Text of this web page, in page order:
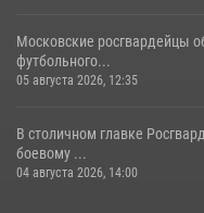
Московские росгвардейцы
футбольного...
05 августа 2026, 12:35
В столичном главке
боевому ...
04 августа 2026, 14:00